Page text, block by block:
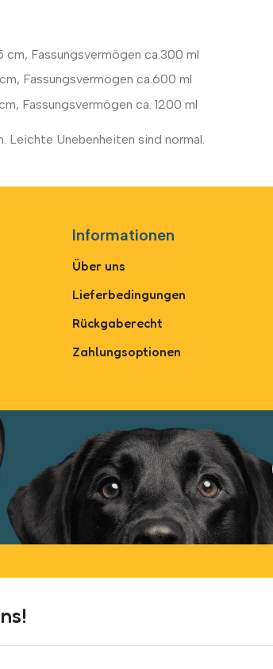
cm, Fassungsvermögen ca.300 ml
Fassungsvermögen ca.600 ml
Fassungsvermögen ca. 1200 ml
Leichte Unebenheiten sind normal.
Informationen
Über uns
Lieferbedingungen
Rückgaberecht
Zahlungsoptionen